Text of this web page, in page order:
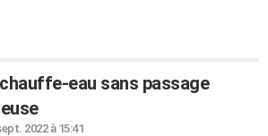
eau sans passage
2022 à 15:41